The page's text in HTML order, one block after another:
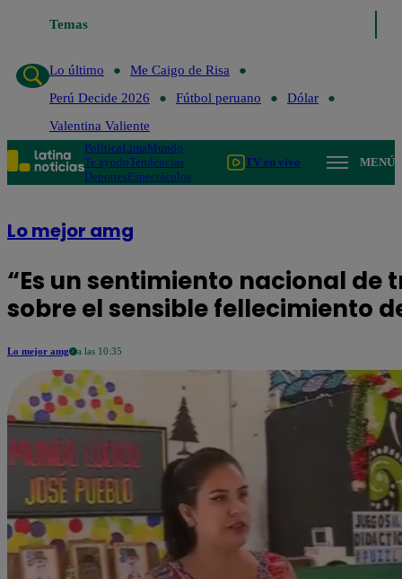
Temas
Lo último
Lo último
Me Caigo de Risa
Perú Decide 2026
Fútbol peruano
Dólar
Valentina Valiente
PolíticaLimaMundo
Te ayudoTendencias
DeportesEspectáculos
TV en vivo MENÚ
Lo mejor amg
“Es un sentimiento nacional de
sobre el sensible fellecimiento
Lo mejor amg a las 10:35